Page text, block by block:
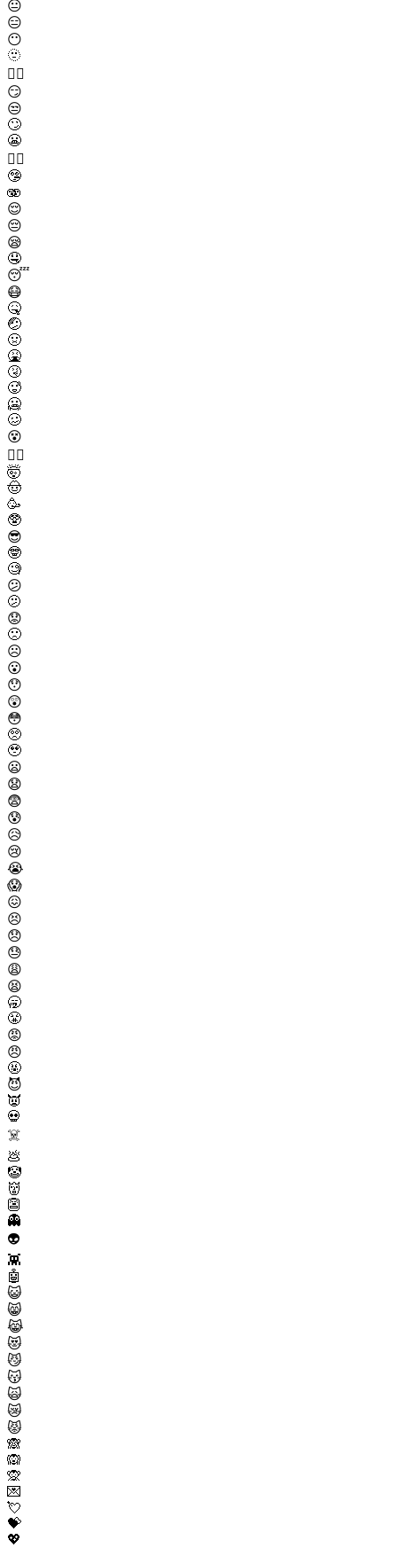
😐
😑
😶
🫥
😶‍🌫️
😏
😒
🙄
😬
😮‍💨
🤥
🫨
😌
😔
😪
🤤
😴
😷
🤒
🤕
🤢
🤮
🤧
🥵
🥶
🥴
😵
😵‍💫
🤯
🤠
🥳
🥸
😎
🤓
🧐
😕
🫤
😟
🙁
☹️
😮
😯
😲
😳
🥺
🥹
😦
😧
😨
😰
😥
😢
😭
😱
😖
😣
😞
😓
😩
😫
🥱
😤
😡
😠
🤬
😈
👿
💀
☠️
💩
🤡
👹
👺
👻
👽
👾
🤖
😺
😸
😹
😻
😼
😽
🙀
😿
😾
🙈
🙉
🙊
💌
💘
💝
💖